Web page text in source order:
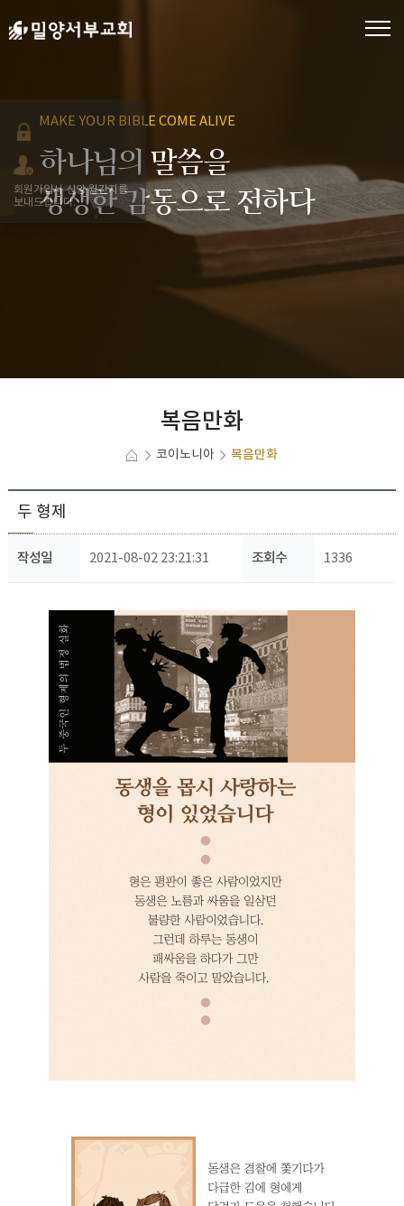
회원가입시 신앙 월간지를
보내드립니다.
MAKE YOUR BIBLE COME ALIVE
하나님의 말씀을
생생한 감동으로 전하다
복음만화
코이노니아 복음만화
두 형제
작성일 2021-08-02 23:21:31 조회수 1336